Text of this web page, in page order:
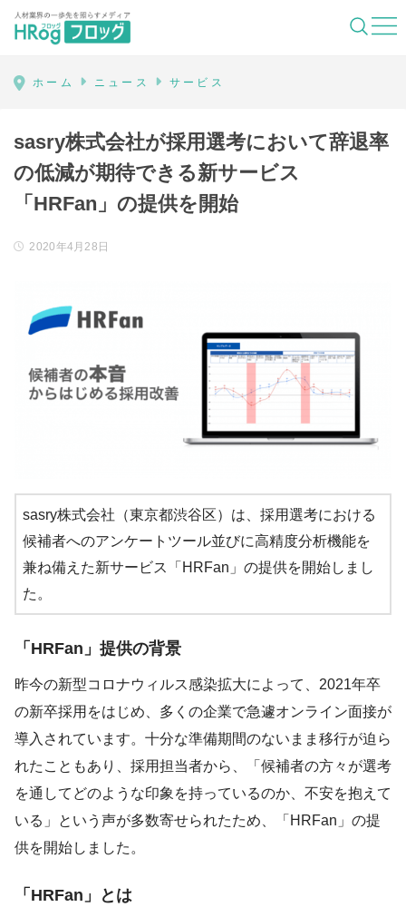
HRog | 人材業界の一歩先を照らすメディ
ホーム ニュース サービス
sasry株式会社が採用選考において辞退率
の低減が期待できる新サービス
「HRFan」の提供を開始
2020年4月28日
sasry株式会社（東京都渋谷区）は、採用選考における
候補者へのアンケートツール並びに高精度分析機能を
兼ね備えた新サービス「HRFan」の提供を開始しまし
た。
「HRFan」提供の背景
昨今の新型コロナウィルス感染拡大によって、2021年卒
の新卒採用をはじめ、多くの企業で急遽オンライン面接が
導入されています。十分な準備期間のないまま移行が迫ら
れたこともあり、採用担当者から、「候補者の方々が選考
を通してどのような印象を持っているのか、不安を抱えて
いる」という声が多数寄せられたため、「HRFan」の提
供を開始しました。
「HRFan」とは